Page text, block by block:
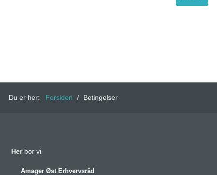
Du er her: Forsiden / Betingelser
Her bor vi
Amager Øst Erhvervsråd